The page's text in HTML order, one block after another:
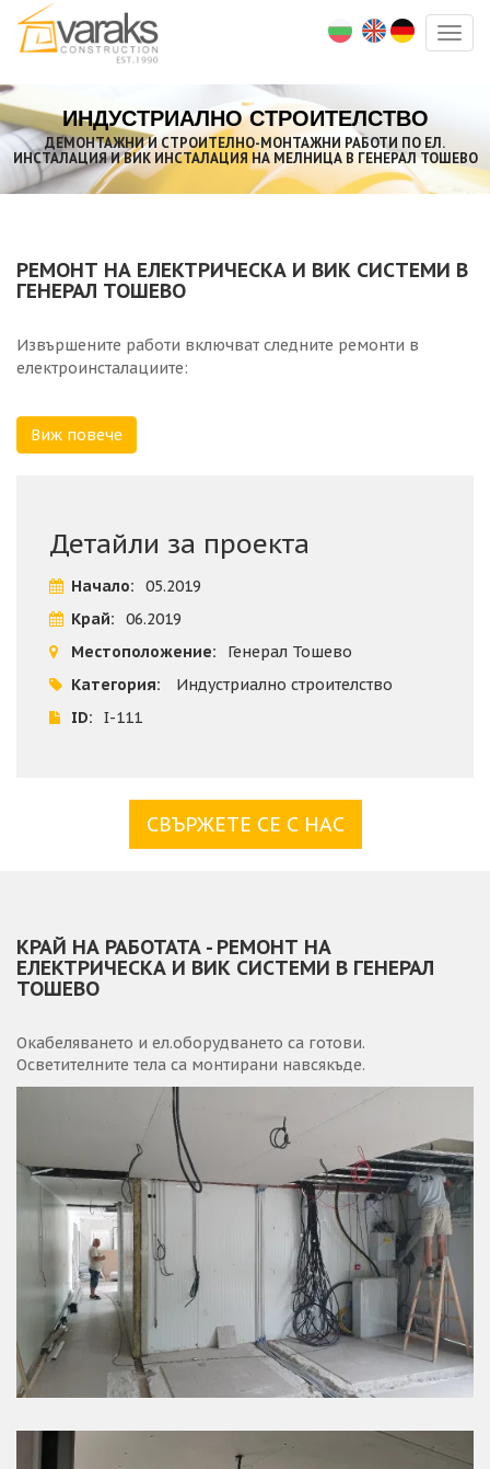
ИНДУСТРИАЛНО СТРОИТЕЛСТВО
ДЕМОНТАЖНИ И СТРОИТЕЛНО-МОНТАЖНИ РАБОТИ ПО ЕЛ.
ИНСТАЛАЦИЯ И ВИК ИНСТАЛАЦИЯ НА МЕЛНИЦА В ГЕНЕРАЛ ТОШЕВО
РЕМОНТ НА ЕЛЕКТРИЧЕСКА И ВИК СИСТЕМИ В
ГЕНЕРАЛ ТОШЕВО
Извършените работи включват следните ремонти в
електроинсталациите:
- Силова и осветителна инсталации, и ел. табла -
демонтажни работи
тела за вграждане, евакуационно осветително тяло,
"Шуко", авариен стоп, комуникационни работни точки и
кутии, гофра, кабелни канали, кабел и ел.табла;
- Слаботокови инсталации - демонтажни работи, доставка
и монтаж на телекомуникационен шкаф,
комуникационни розетки, слаботоков кабел, HDMI кабел,
активен сплитер, твърди, незапалими PVC тръби и
крепежни елементи.
Виж повече
Детайли за проекта
Начало:
05.2019
Край:
06.2019
Местоположение:
Генерал Тошево
Категория:
Индустриално строителство
ID:
I-111
СВЪРЖЕТЕ СЕ С НАС
КРАЙ НА РАБОТАТА - РЕМОНТ НА
ЕЛЕКТРИЧЕСКА И ВИК СИСТЕМИ В ГЕНЕРАЛ
ТОШЕВО
Окабеляването и ел.оборудването са готови.
Осветителните тела са монтирани навсякъде.